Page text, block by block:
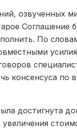
озвученных
Соглашение
По
консенсуса по
достигнута